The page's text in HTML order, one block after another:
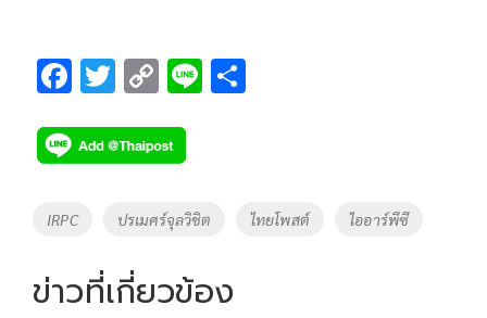
F
e
b
o
k
T
tt
er
C
p
y
Li
k
Li
Tags
IRPC ปรเมศร์จุลวิชิต ไทยโพสต์ ไออาร์พีซี
ข่าวที่เกี่ยวข้อง